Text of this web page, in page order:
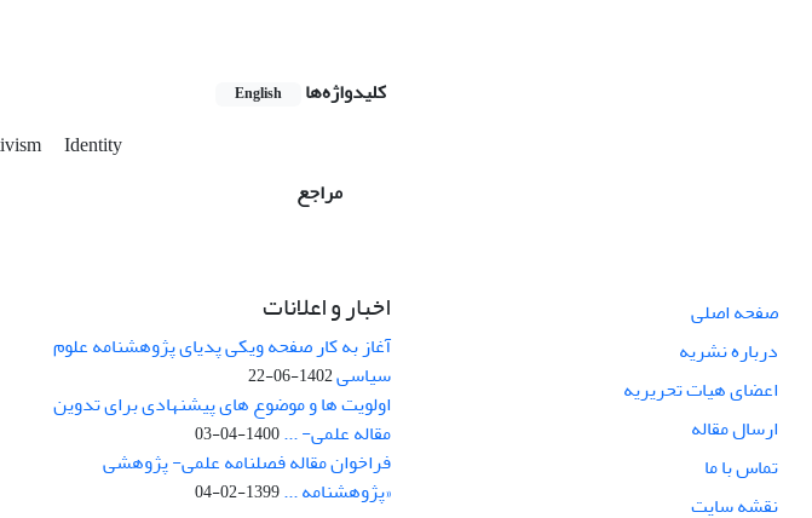
کلیدواژه‌ها English
Identity
مراجع
صفحه اصلی
درباره نشریه
اعضای هیات تحریریه
ارسال مقاله
تماس با ما
نقشه سایت
اخبار و اعلانات
آغاز به کار صفحه ویکی پدیای پژوهشنامه علوم
سیاسی1402-06-22
اولویت ها و موضوع های پیشنهادی برای تدوین
مقاله علمی- ...1400-04-03
فراخوان مقاله فصلنامه علمی- پژوهشی
«پژوهشنامه ...1399-02-04